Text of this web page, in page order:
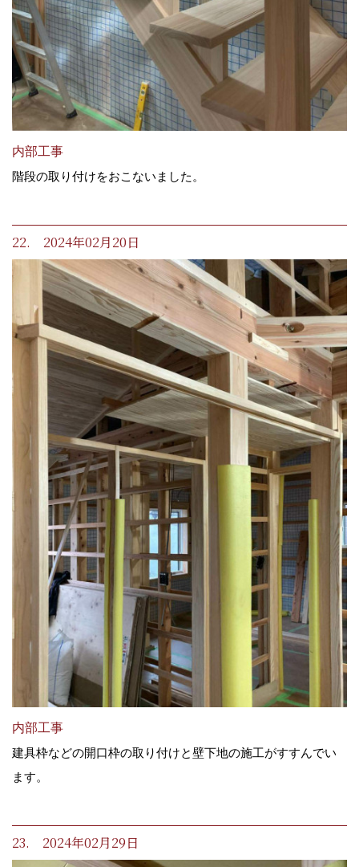
内部工事
階段の取り付けをおこないました。
22. 2024年02月20日
内部工事
建具枠などの開口枠の取り付けと壁下地の施工がすすんでい
ます。
23. 2024年02月29日